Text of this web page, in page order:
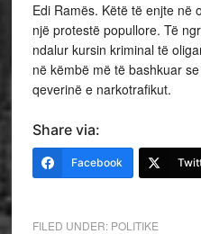
Edi Ramës. Këtë të enjte në
një protestë popullore. Të
ndalur kursin kriminal të
në këmbë më të bashkuar
qeverinë e narkotrafikut.
Share via:
Facebook
FILED UNDER: POLITIKE